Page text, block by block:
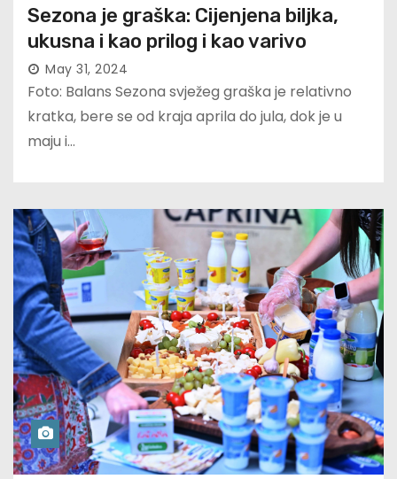
Sezona je graška: Cijenjena biljka,
ukusna i kao prilog i kao varivo
May 31, 2024
Foto: Balans Sezona svježeg graška je relativno
kratka, bere se od kraja aprila do jula, dok je u
maju i…